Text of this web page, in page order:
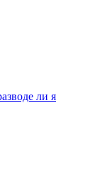
ли я